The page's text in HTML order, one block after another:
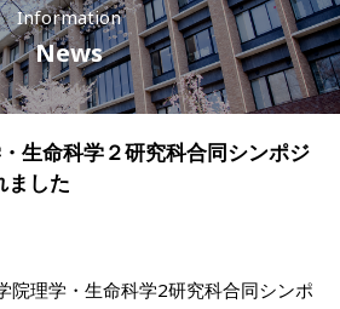
Information
News
生命科学２研究科合同シンポジ
ました
院理学・生命科学2研究科合同シンポ